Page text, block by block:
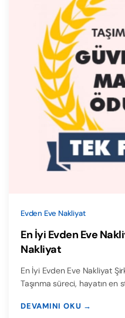
Evden Eve Nakliyat
En İyi Evden Eve
Nakliyat
En İyi Evden Eve Nakliyat
Taşınma süreci, hayatın en
DEVAMINI OKU →